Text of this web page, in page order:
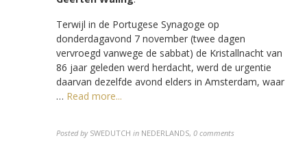
Terwijl in de Portugese Synagoge op
donderdagavond 7 november (twee dagen
vervroegd vanwege de sabbat) de Kristallnacht van
86 jaar geleden werd herdacht, werd de urgentie
daarvan dezelfde avond elders in Amsterdam, waar
… Read more...
Posted by SWEDUTCH in NEDERLANDS,0 comments